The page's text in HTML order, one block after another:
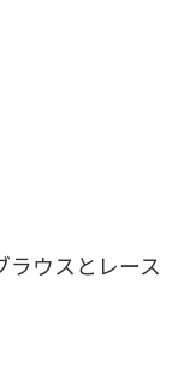
ラウスとレース